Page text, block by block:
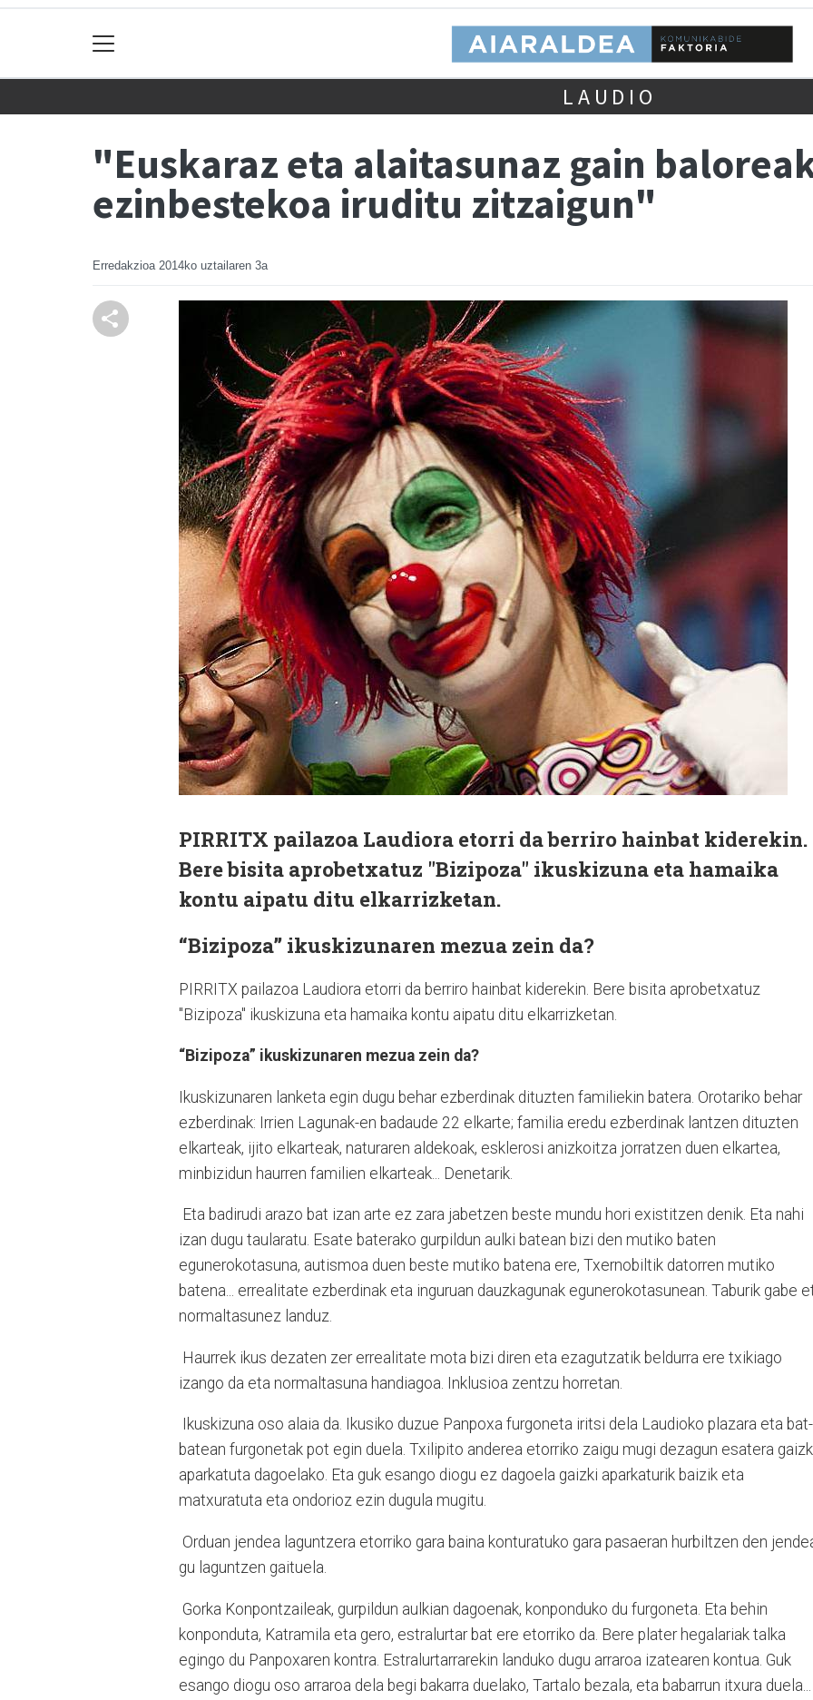
LAUDIO
"Euskaraz eta alaitasunaz gain
ezinbestekoa iruditu zitzaigun"
Erredakzioa 2014ko uztailaren 3a
PIRRITX pailazoa Laudiora etorri da berriro hainbat kiderekin.
Bere bisita aprobetxatuz "Bizipoza" ikuskizuna eta hamaika
kontu aipatu ditu elkarrizketan.
“Bizipoza” ikuskizunaren mezua zein da?
PIRRITX pailazoa Laudiora etorri da berriro hainbat kiderekin. Bere bisita aprobetxatuz
"Bizipoza" ikuskizuna eta hamaika kontu aipatu ditu elkarrizketan.
“Bizipoza” ikuskizunaren mezua zein da?
Ikuskizunaren lanketa egin dugu behar ezberdinak dituzten familiekin batera. Orotariko behar
ezberdinak: Irrien Lagunak-en badaude 22 elkarte; familia eredu ezberdinak lantzen dituzten
elkarteak, ijito elkarteak, naturaren aldekoak, esklerosi anizkoitza jorratzen duen elkartea,
minbizidun haurren familien elkarteak... Denetarik.
Eta badirudi arazo bat izan arte ez zara jabetzen beste mundu hori existitzen denik. Eta nahi
izan dugu taularatu. Esate baterako gurpildun aulki batean bizi den mutiko baten
egunerokotasuna, autismoa duen beste mutiko batena ere, Txernobiltik datorren mutiko
batena... errealitate ezberdinak eta inguruan dauzkagunak egunerokotasunean. Taburik gabe
normaltasunez landuz.
Haurrek ikus dezaten zer errealitate mota bizi diren eta ezagutzatik beldurra ere txikiago
izango da eta normaltasuna handiagoa. Inklusioa zentzu horretan.
Ikuskizuna oso alaia da. Ikusiko duzue Panpoxa furgoneta iritsi dela Laudioko plazara eta bat-
batean furgonetak pot egin duela. Txilipito anderea etorriko zaigu mugi dezagun esatera
aparkatuta dagoelako. Eta guk esango diogu ez dagoela gaizki aparkaturik baizik eta
matxuratuta eta ondorioz ezin dugula mugitu.
Orduan jendea laguntzera etorriko gara baina konturatuko gara pasaeran hurbiltzen den
gu laguntzen gaituela.
Gorka Konpontzaileak, gurpildun aulkian dagoenak, konponduko du furgoneta. Eta behin
konponduta, Katramila eta gero, estralurtar bat ere etorriko da. Bere plater hegalariak talka
egingo du Panpoxaren kontra. Estralurtarrarekin landuko dugu arraroa izatearen kontua. Guk
esango diogu oso arraroa dela begi bakarra duelako, Tartalo bezala, eta babarrun itxura duela...